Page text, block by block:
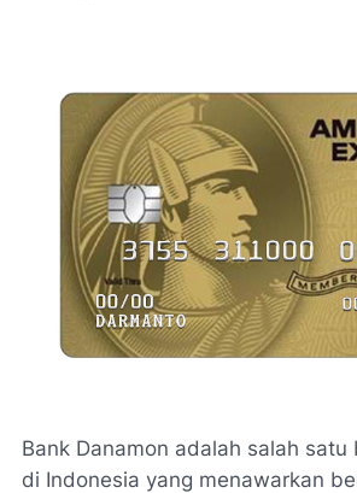
Bank Danamon adalah salah satu
di Indonesia yang menawarkan